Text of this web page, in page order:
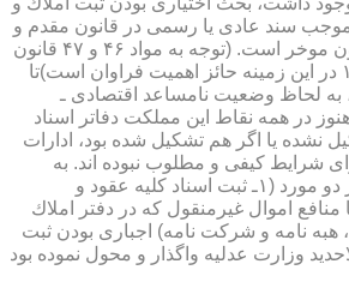
موجب سند عادی یا رسمی در قانون مقدم و
اجباری شدن آن در قانون موخر است. (توجه به مواد ۴۶ و ۴۷ قانون
ثبت اسناد و املاك ۱۳۱۰ در این زمینه حائز اهمیت فراوان است)تا
لحاظ وضعیت نامساعد اقتصادی ـ
در همه نقاط این مملكت دفاتر اسناد
نشده یا اگر هم تشكیل شده بود، ادارات
شرایط كیفی و مطلوب نبوده اند. به
همین جهت قانونگذار در دو مورد (۱ـ ثبت اسناد كلیه عقود و
منافع اموال غیرمنقول كه در دفتر املاك
نامه، هبه نامه و شركت نامه) اجباری بودن ثبت
وزارت عدلیه واگذار و محول نموده بود